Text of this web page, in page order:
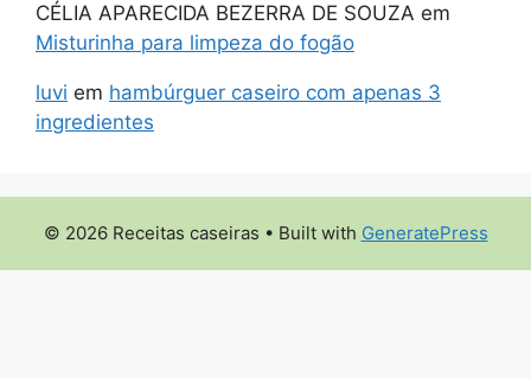
CÉLIA APARECIDA BEZERRA DE SOUZA em
Misturinha para limpeza do fogão
luvi em hambúrguer caseiro com apenas 3
ingredientes
© 2026 Receitas caseiras • Built with GeneratePress